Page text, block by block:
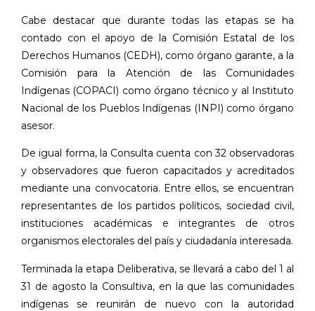
Cabe destacar que durante todas las etapas se ha
contado con el apoyo de la Comisión Estatal de los
Derechos Humanos (CEDH), como órgano garante, a la
Comisión para la Atención de las Comunidades
Indígenas (COPACI) como órgano técnico y al Instituto
Nacional de los Pueblos Indígenas (INPI) como órgano
asesor.
De igual forma, la Consulta cuenta con 32 observadoras
y observadores que fueron capacitados y acreditados
mediante una convocatoria. Entre ellos, se encuentran
representantes de los partidos políticos, sociedad civil,
instituciones académicas e integrantes de otros
organismos electorales del país y ciudadanía interesada.
Terminada la etapa Deliberativa, se llevará a cabo del 1 al
31 de agosto la Consultiva, en la que las comunidades
indígenas se reunirán de nuevo con la autoridad